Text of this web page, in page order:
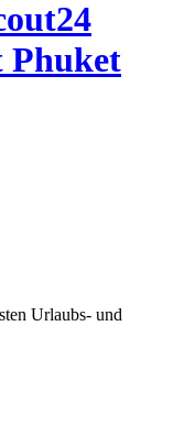
Phuket
Urlaubs- und